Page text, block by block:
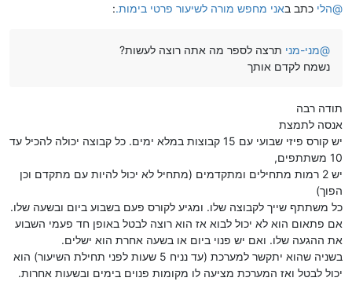
@הלי כתב באני מחפש מורה לשיעור פרטי בימות.:
@מני-מני תרצה לספר מה אתה רוצה לעשות?
נשמח לקדם אותך
תודה רבה
אנסה לתמצת
יש קורס פיזי שבועי עם 15 קבוצות במלא ימים. כל קבוצה יכולה להכיל עד
10 משתתפים,
יש 2 רמות מתחילים ומתקדמים (מתחיל לא יכול להיות עם מתקדם וכן
הפוך)
כל משתתף שייך לקבוצה שלו. ומגיע לקורס פעם בשבוע ביום ובשעה שלו.
אם פתאום הוא לא יכול לבוא אז הוא רוצה לבטל באופן חד פעמי השבוע
את ההגעה שלו. ואם יש פנוי ביום או בשעה אחרת הוא ישלים.
בשניה שהוא יתקשר למערכת (עד נניח 5 שעות לפני תחילת השיעור) הוא
יכול לבטל ואז המערכת מציעה לו מקומות פנוים בימים ובשעות אחרות.